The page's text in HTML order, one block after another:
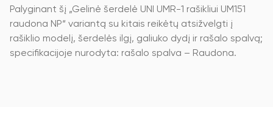
Palyginant šį „Gelinė šerdelė UNI UMR-1 rašikliui UM151
raudona NP“ variantą su kitais reikėtų atsižvelgti į
rašiklio modelį, šerdelės ilgį, galiuko dydį ir rašalo spalvą;
specifikacijoje nurodyta: rašalo spalva – Raudona.